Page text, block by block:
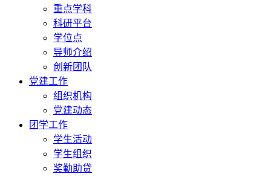
重点学科
科研平台
学位点
导师介绍
创新团队
党建工作
组织机构
党建动态
团学工作
学生活动
学生组织
奖勤助贷